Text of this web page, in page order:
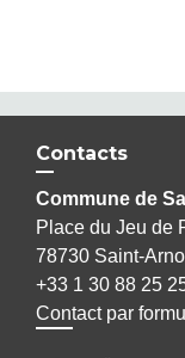
Contacts
Commune de
Place du Jeu de
78730 Saint-
+33 1 30 88 25
Contact par